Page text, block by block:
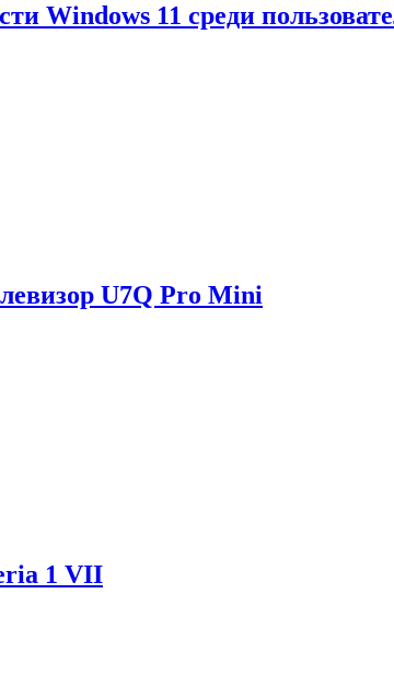
Windows 11 среди
U7Q Pro Mini
1 VII